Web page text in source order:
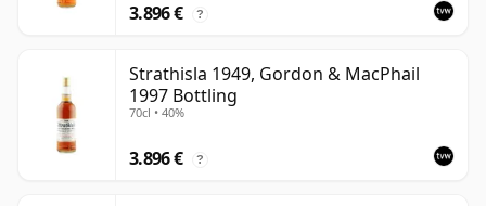
3.896 € ?
Strathisla 1949, Gordon & MacPhail
1997 Bottling
70cl • 40%
3.896 € ?